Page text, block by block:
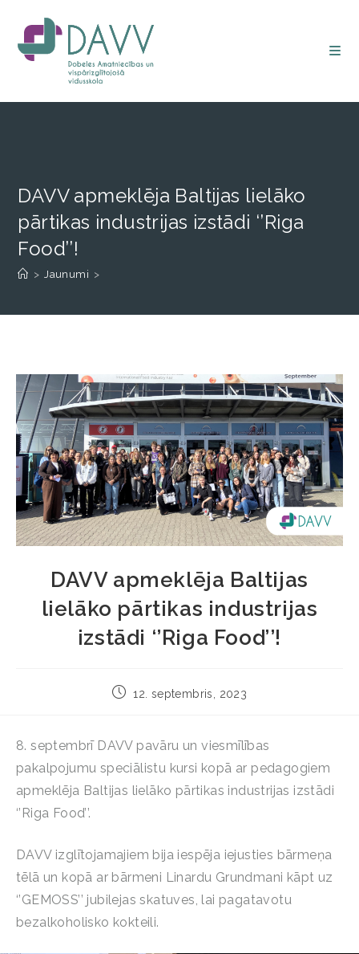
DAVV apmeklēja Baltijas lielāko
pārtikas industrijas izstādi ‘’Riga
Food’’!
> Jaunumi >
DAVV apmeklēja Baltijas
lielāko pārtikas industrijas
izstādi ‘’Riga Food’’!
12. septembris, 2023
8. septembrī DAVV pavāru un viesmīlības
pakalpojumu speciālistu kursi kopā ar pedagogiem
apmeklēja Baltijas lielāko pārtikas industrijas izstādi
‘’Riga Food’’.
DAVV izglītojamajiem bija iespēja iejusties bārmeņa
tēlā un kopā ar bārmeni Linardu Grundmani kāpt uz
‘’GEMOSS’’ jubilejas skatuves, lai pagatavotu
bezalkoholisko kokteili.